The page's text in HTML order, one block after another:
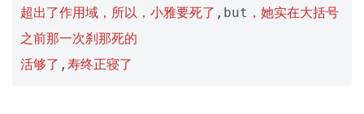
超出了作用域，所以，小雅要死了 , but ，她实在大括号
之前那一次刹那死的
活够了 , 寿终正寝了